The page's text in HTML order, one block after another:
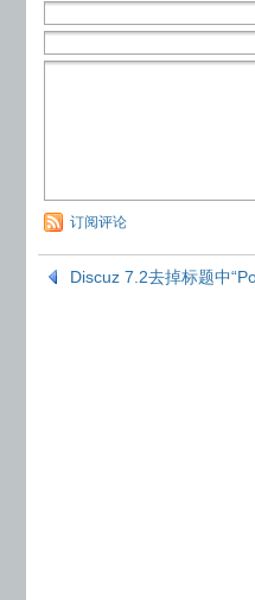
订阅评论
Discuz 7.2去掉标题中